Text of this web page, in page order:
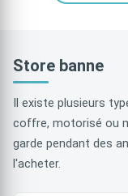
Store banne
Il existe plusieurs
coffre, motorisé ou
garde pendant des
l'acheter.